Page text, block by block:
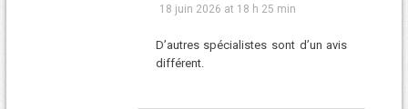
18 juin 2026 at 18 h 25 min
D’autres spécialistes sont d’un avis
différent.